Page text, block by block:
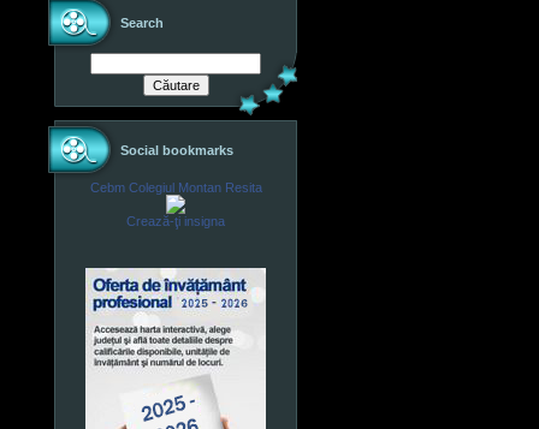
Search
Social bookmarks
Cebm Colegiul Montan Resita
Crează-ţi insigna